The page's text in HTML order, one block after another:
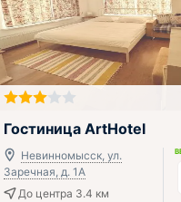
Включён завтрак, обед и ужин
Гостиница ArtHotel
Невинномысск, ул.
Заречная, д. 1A
До центра 3.4 км